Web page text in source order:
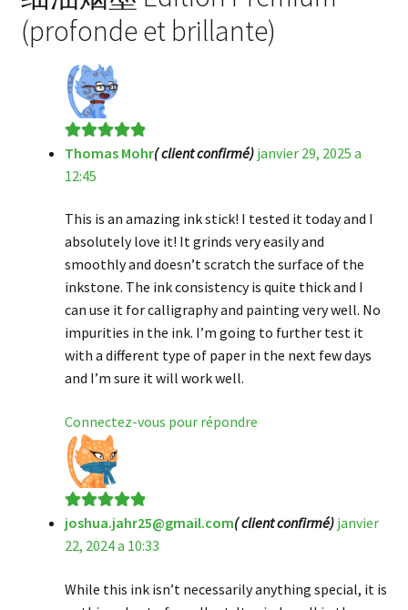
(profonde et brillante)
Note5sur 5
Thomas Mohr( client confirmé) janvier 29, 2025 a
12:45
This is an amazing ink stick! I tested it today and I
absolutely love it! It grinds very easily and
smoothly and doesn’t scratch the surface of the
inkstone. The ink consistency is quite thick and I
can use it for calligraphy and painting very well. No
impurities in the ink. I’m going to further test it
with a different type of paper in the next few days
and I’m sure it will work well.
Connectez-vous pour répondre
Note5sur 5
joshua.jahr25@gmail.com( client confirmé) janvier
22, 2024 a 10:33
While this ink isn’t necessarily anything special, it is